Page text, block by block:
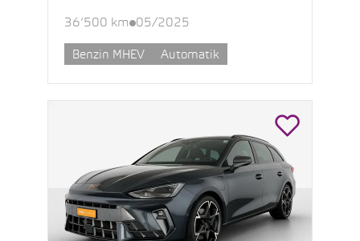
36’500 km 05/2025
Benzin MHEV Automatik